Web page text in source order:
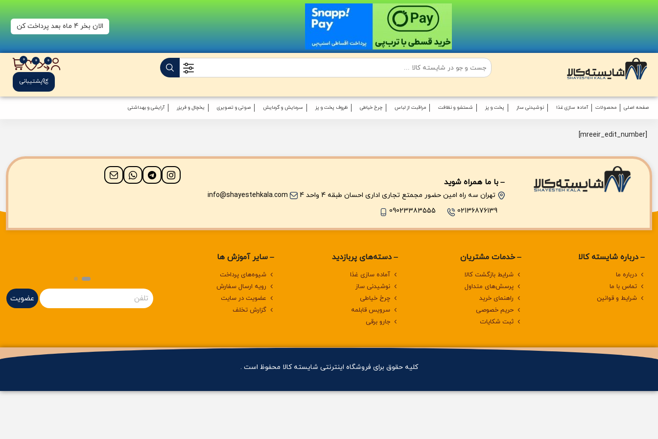
الان بخر 4 ماه بعد پرداخت کن
پشتیبانی
صفحه اصلی محصولات آماده سازی غذا نوشیدنی ساز پخت و پز شستشو و نظافت مراقبت از لباس چرخ خیاطی ظروف پخت و پز سرمایش و گرمایش صوتی و تصویری یخچال و فریزر آرایشی و بهداشتی
[mreeir_edit_number]
با ما همراه شوید
تهران سه راه امین حضور مجمتع تجاری اداری احسان طبقه 4 واحد 4
info@shayestehkala.com
02136876139
09023383555
درباره‌ شایسته کالا
درباره‌ ما
تماس با ما
شرایط و قوانین
خدمات مشتریان
شرایط بازگشت کالا
پرسش‌های متداول
راهنمای خرید
حریم خصوصی
ثبت شکایات
دسته‌های پربازدید
آماده سازی غذا
نوشیدنی ساز
چرخ خیاطی
سرویس قابلمه
جارو برقی
سایر آموزش ها
شیوه‌های پرداخت
رویه ارسال سفارش
عضویت در سایت
گزارش تخلف
عضویت
کلیه حقوق برای فروشگاه اینترنتی شایسته کالا محفوظ است .